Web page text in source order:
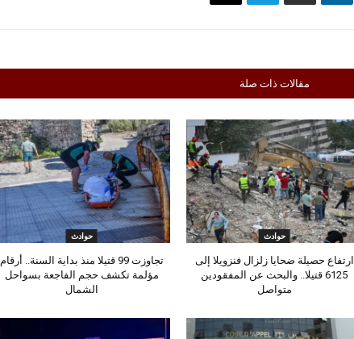
مقالات ذات صلة
حوادث
ارتفاع حصيلة ضحايا زلزال فنزويلا إلى
6125 قتيلا.. والبحث عن المفقودين
متواصل
حوادث
تجاوزت 99 قتيلا منذ بداية السنة.. أرقام
مؤلمة تكشف حجم الفاجعة بسواحل
الشمال